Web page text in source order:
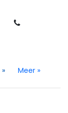
» Meer »